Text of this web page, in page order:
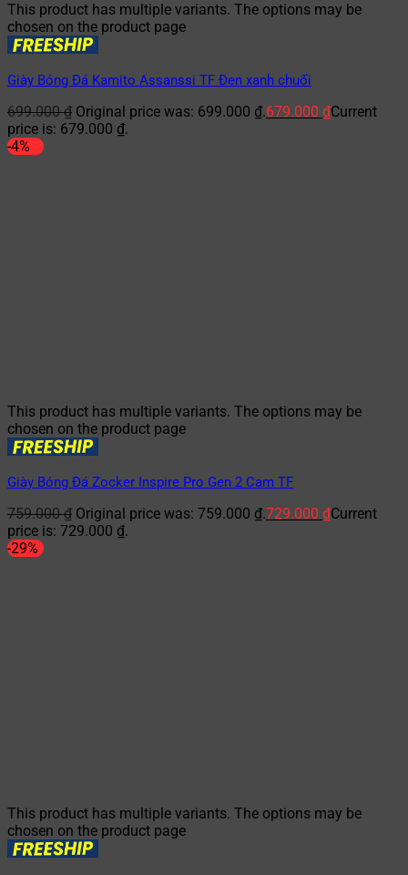
This product has multiple variants. The options may be
chosen on the product page
Giày Bóng Đá Kamito Assanssi TF Đen xanh chuối
699.000₫ Original price was: 699.000 ₫.679.000 ₫Current
price is: 679.000 ₫.
-4%
This product has multiple variants. The options may be
chosen on the product page
Giày Bóng Đá Zocker Inspire Pro Gen 2 Cam TF
759.000₫ Original price was: 759.000 ₫.729.000 ₫Current
price is: 729.000 ₫.
-29%
This product has multiple variants. The options may be
chosen on the product page